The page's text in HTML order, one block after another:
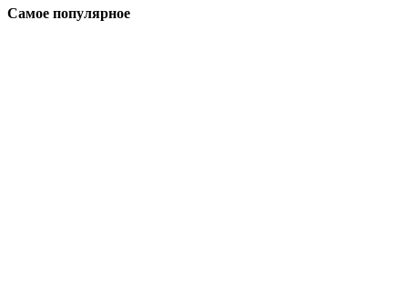
Самое популярное